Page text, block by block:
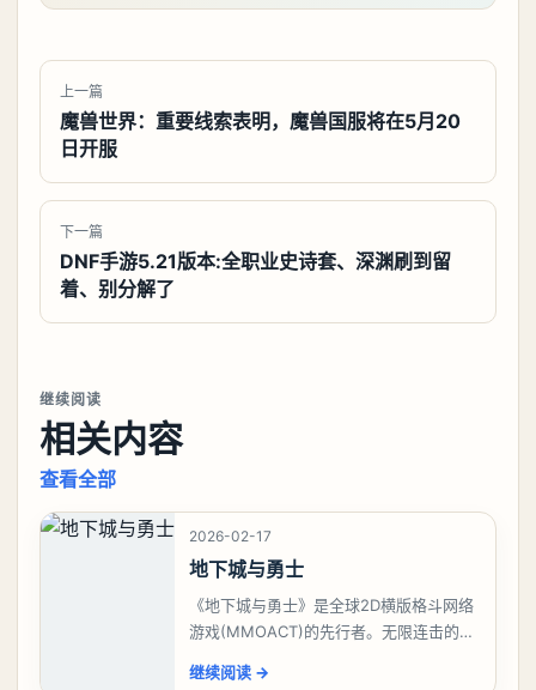
上一篇
魔兽世界：重要线索表明，魔兽国服将在5月20
日开服
下一篇
DNF手游5.21版本:全职业史诗套、深渊刷到留
着、别分解了
继续阅读
相关内容
查看全部
2026-02-17
地下城与勇士
《地下城与勇士》是全球2D横版格斗网络
游戏(MMOACT)的先行者。无限连击的动
操作与多样化副本体验，让玩家全方位体
继续阅读 →